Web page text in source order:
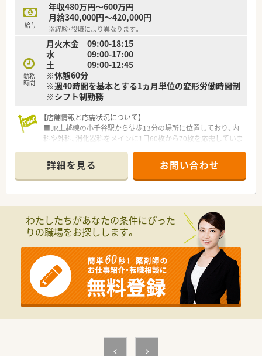
給与
年収480万円～600万円
月給340,000円～420,000円
※経験・役職により異なります。
勤務
時間
月火木金 09:00-18:15
水 09:00-17:00
土 09:00-12:45
※休憩60分
※週40時間を基本とする1ヵ月単位の変形労働時間制
※シフト制勤務
【店舗情報と応需状況について】
■JR上越線の小千谷駅から徒歩13分の場所に位置しており、内
科や外科、消化器科をメインに1日60枚から70枚を応需していま
■薬剤師の体制は常勤3名とパート3名の計6名が在籍しており、
常時3名から4名の手厚い人員で日々の業務にあたっています。
■近隣の大矢医院からの処方箋を中心に受け付けており、地域に
根差した薬局として近隣住民の方々の健康維持に深く貢献して
【募集背景と求める人物像について】
■今回は欠員補充に伴う急募案件となっており、周囲と協力しな
がら円滑に業務を進めていただける協調性のある方を募集して
います。
■調剤未経験やブランクがある方も歓迎しており、大手の充実し
た教育体制のもとで一からスキルを磨きたい意欲的な方を求め
ています。
■地域の患者さまと丁寧に向き合い、信頼関係を築きながら安心
感を提供できるコミュニケーション能力の高い方を求めていま
す。
【法人特徴について】
■東証スタンダード上場企業として全国に350店舗を展開し、多
詳細を見る お問い合わせ
わたしたちがあなたの条件にぴった
りの職場をお探しします。